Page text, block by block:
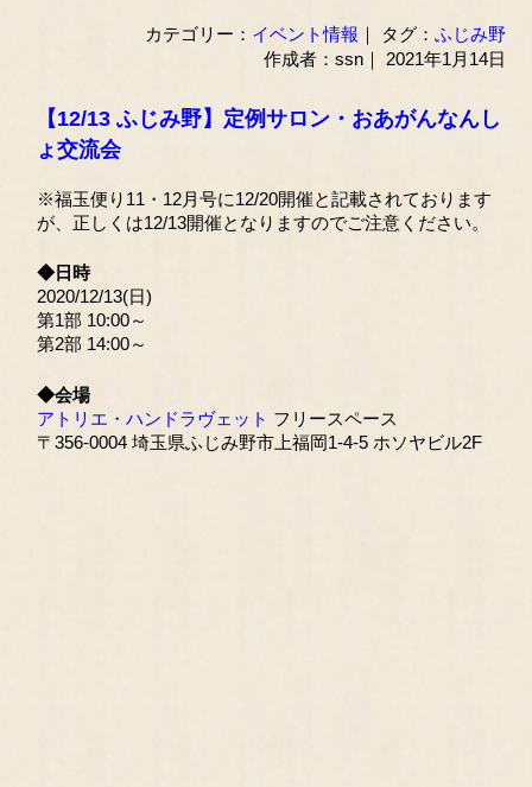
カテゴリー： イベント情報 ｜ タグ：ふじみ野
作成者：ssn｜ 2021年1月14日
【12/13 ふじみ野】定例サロン・おあがんなんし
ょ交流会
※福玉便り11・12月号に12/20開催と記載されております
が、正しくは12/13開催となりますのでご注意ください。
◆日時
2020/12/13(日)
第1部 10:00～
第2部 14:00～
◆会場
アトリエ・ハンドラヴェット フリースペース
〒356-0004 埼玉県ふじみ野市上福岡1-4-5 ホソヤビル2F